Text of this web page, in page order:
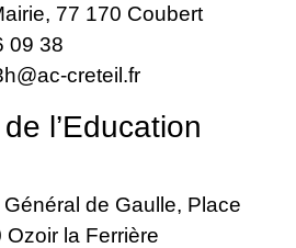
77 170 Coubert
09 38
creteil.fr
l’Education
de Gaulle, Place
la Ferrière